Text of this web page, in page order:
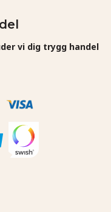
vi dig trygg handel